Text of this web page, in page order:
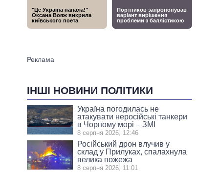
ІНШІ НОВИНИ ПОЛІТИКИ
Україна погодилась не
атакувати неросійські танкери
в Чорному морі – ЗМІ
8 серпня 2026, 12:46
Російський дрон влучив у
склад у Прилуках, спалахнула
велика пожежа
8 серпня 2026, 11:01